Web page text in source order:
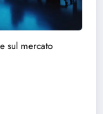
sul mercato